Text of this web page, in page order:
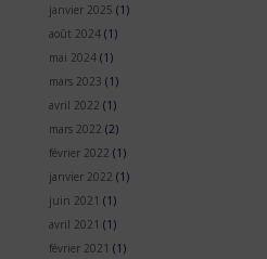
janvier 2025 (1)
août 2024(1)
mai 2024(1)
mars 2023 (1)
avril 2022 (1)
mars 2022 (2)
février 2022 (1)
janvier 2022 (1)
juin 2021 (1)
avril 2021 (1)
février 2021 (1)